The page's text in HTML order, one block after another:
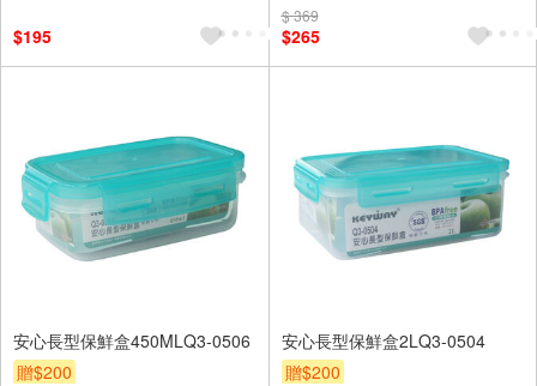
$195
$ 369
$265
安心長型保鮮盒450MLQ3-0506
贈$200
安心長型保鮮盒2LQ3-0504
贈$200